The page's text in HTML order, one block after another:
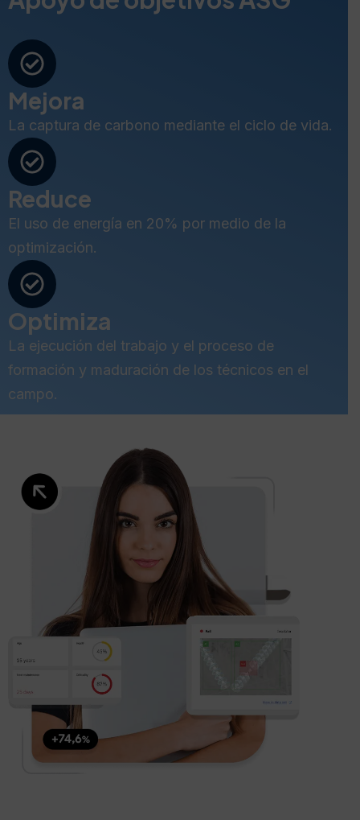
Mejora
La captura de carbono mediante el ciclo de vida.
Reduce
El uso de energía en 20% por medio de la
optimización.
Optimiza
La ejecución del trabajo y el proceso de
formación y maduración de los técnicos en el
campo.